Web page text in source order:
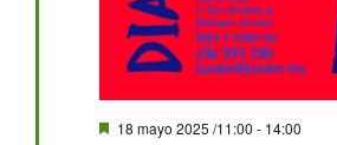
Destacado
18 mayo 2025 /11:00 - 14:00